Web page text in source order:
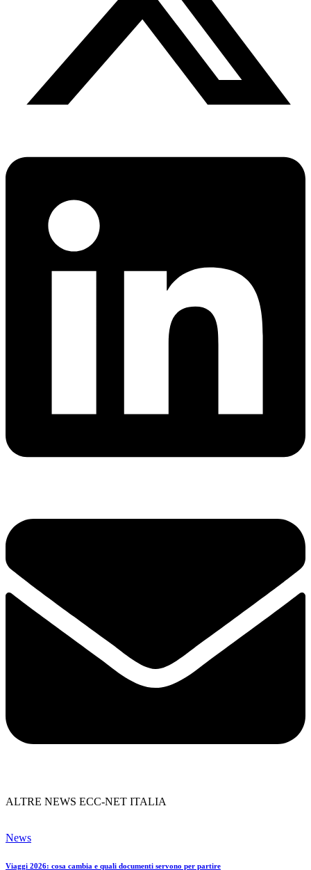
ALTRE NEWS ECC-NET ITALIA
News
Viaggi 2026: cosa cambia e quali documenti servono per partire